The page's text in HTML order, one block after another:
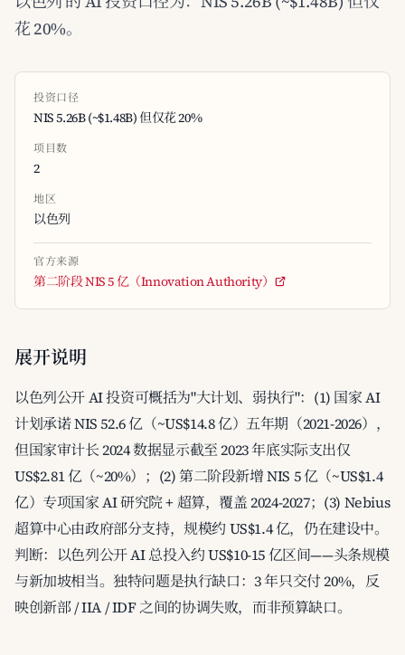
花 20%。
投资口径
NIS 5.26B (~$1.48B) 但仅花 20%
项目数
2
地区
以色列
官方来源
第二阶段 NIS 5 亿（Innovation Authority）
展开说明
以色列公开 AI 投资可概括为"大计划、弱执行"：(1) 国家 AI
计划承诺 NIS 52.6 亿（~US$14.8 亿）五年期（2021-2026），
但国家审计长 2024 数据显示截至 2023 年底实际支出仅
US$2.81 亿（~20%）；(2) 第二阶段新增 NIS 5 亿（~US$1.4
亿）专项国家 AI 研究院 + 超算，覆盖 2024-2027；(3) Nebius
超算中心由政府部分支持，规模约 US$1.4 亿，仍在建设中。
判断：以色列公开 AI 总投入约 US$10-15 亿区间——头条规模
与新加坡相当。独特问题是执行缺口：3 年只交付 20%，反
映创新部 / IIA / IDF 之间的协调失败，而非预算缺口。